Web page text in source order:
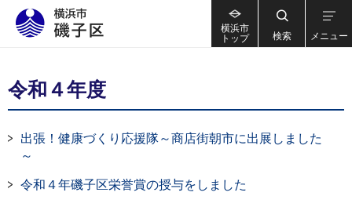
横浜市
トップ
検索 メニュー
令和４年度
出張！健康づくり応援隊～商店街朝市に出展しました
～
令和４年磯子区栄誉賞の授与をしました